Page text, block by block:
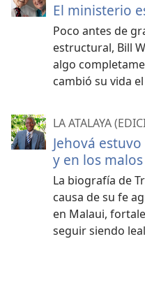
El ministerio
Poco antes de
estructural, Bill
algo
cambió su vida
LA ATALAYA
Jehová
y en los
La biografía de
causa de su fe
en Malaui,
seguir siendo